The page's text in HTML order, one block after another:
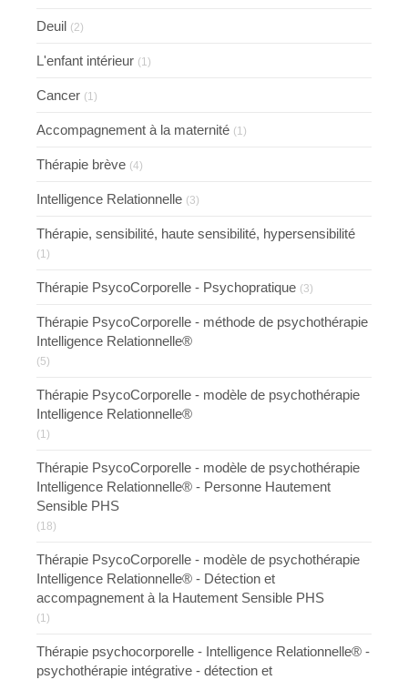
Deuil (2)
L'enfant intérieur (1)
Cancer (1)
Accompagnement à la maternité (1)
Thérapie brève (4)
Intelligence Relationnelle (3)
Thérapie, sensibilité, haute sensibilité, hypersensibilité
(1)
Thérapie PsycoCorporelle - Psychopratique (3)
Thérapie PsycoCorporelle - méthode de psychothérapie
Intelligence Relationnelle®
(5)
Thérapie PsycoCorporelle - modèle de psychothérapie
Intelligence Relationnelle®
(1)
Thérapie PsycoCorporelle - modèle de psychothérapie
Intelligence Relationnelle® - Personne Hautement
Sensible PHS
(18)
Thérapie PsycoCorporelle - modèle de psychothérapie
Intelligence Relationnelle® - Détection et
accompagnement à la Hautement Sensible PHS
(1)
Thérapie psychocorporelle - Intelligence Relationnelle® -
psychothérapie intégrative - détection et